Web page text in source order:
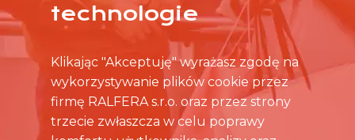
technologie
Klikając "Akceptuję" wyrażasz zgodę na
wykorzystywanie plików cookie przez
firmę RALFERA s.r.o. oraz przez strony
trzecie zwłaszcza w celu poprawy